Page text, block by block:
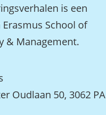
is een
School of
& Management.
Oudlaan 50, 3062 PA